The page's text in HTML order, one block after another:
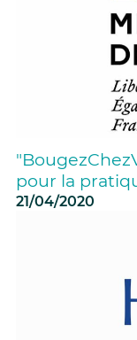
pour la
21/04/2020